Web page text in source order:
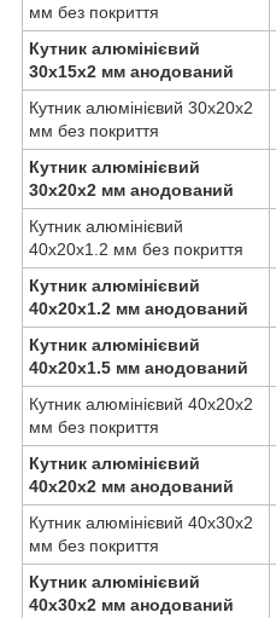
мм без покриття
Кутник алюмінієвий
30х15х2 мм анодований
Кутник алюмінієвий 30х20х2
мм без покриття
Кутник алюмінієвий
30х20х2 мм анодований
Кутник алюмінієвий
40х20х1.2 мм без покриття
Кутник алюмінієвий
40х20х1.2 мм анодований
Кутник алюмінієвий
40х20х1.5 мм анодований
Кутник алюмінієвий 40х20х2
мм без покриття
Кутник алюмінієвий
40х20х2 мм анодований
Кутник алюмінієвий 40х30х2
мм без покриття
Кутник алюмінієвий
40х30х2 мм анодований